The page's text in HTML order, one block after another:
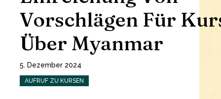
Vorschlägen Für
Über Myanmar
5. Dezember 2024
AUFRUF ZU KURSEN